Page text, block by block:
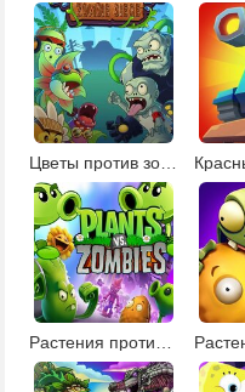
Цветы против зомби